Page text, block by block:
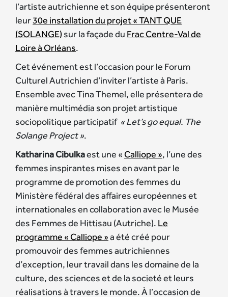
l’artiste autrichienne et son équipe présenteront
leur30e installation du projet « TANT QUE
(SOLANGE) sur la façade du Frac Centre-Val de
Loire à Orléans.
Cet événement est l’occasion pour le Forum
Culturel Autrichien d’inviter l’artiste à Paris.
Ensemble avec Tina Themel, elle présentera de
manière multimédia son projet artistique
sociopolitique participatif « Let’s go equal. The
Solange Project ».
Katharina Cibulkaest une «Calliope », l’une des
femmes inspirantes mises en avant par le
programme de promotion des femmes du
Ministère fédéral des affaires européennes et
internationales en collaboration avec le Musée
des Femmes de Hittisau (Autriche). Le
programme « Calliope »a été créé pour
promouvoir des femmes autrichiennes
d’exception, leur travail dans les domaine de la
culture, des sciences et de la societé et leurs
réalisations à travers le monde. À l’occasion de